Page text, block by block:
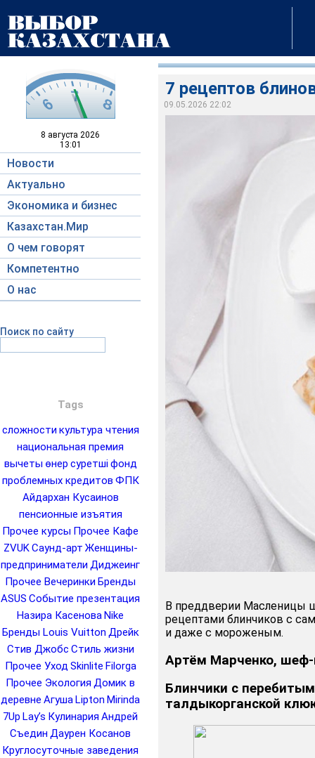
8 августа 2026
13:01
Новости
Актуально
Экономика и бизнес
Казахстан.Мир
О чем говорят
Компетентно
О нас
Поиск по сайту
Tags
сложности культура чтения
национальная премия
вычеты өнер суретшіфонд
проблемных кредитов ФПК
Айдархан Кусаинов
пенсионные изъятия
Прочее курсы Прочее Кафе
ZVUKСаунд-арт Женщины-
предприниматели Диджеинг
Прочее Вечеринки Бренды
ASUS Событие презентация
Назира Касенова Nike
Бренды Louis Vuitton Дрейк
Стив Джобс Стиль жизни
Прочее Уход Skinlite Filorga
Прочее Экология Домик в
деревне Агуша Lipton Mirinda
7Up Lay’s Кулинария Андрей
Съедин Даурен Косанов
Круглосуточные заведения
7 рецептов
09.05.2026 22:02
В преддверии Масленицы
рецептами блинчиков с
и даже с мороженым.
Артём Марченко, шеф-
Блинчики с
талдыкорганской